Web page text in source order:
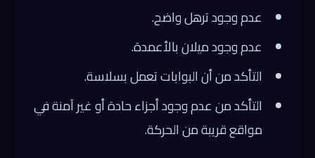
عدم وجود ترهل واضح.
عدم وجود ميلان بالأعمدة.
التأكد من أن البوابات تعمل بسلاسة.
التأكد من عدم وجود أجزاء حادة أو غير آمنة في
مواقع قريبة من الحركة.